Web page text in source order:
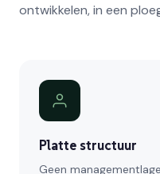
ontwikkelen, in een
Platte structuur
Geen